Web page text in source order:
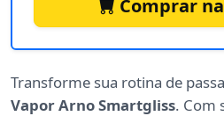
Comprar
Transforme sua rotina de
Vapor Arno Smartgliss. Com